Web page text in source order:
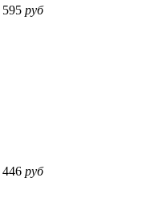
595 руб
446 руб